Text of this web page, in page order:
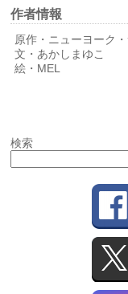
作者情報
原作・ニューヨーク
文・あかしまゆこ
絵・MEL
検索